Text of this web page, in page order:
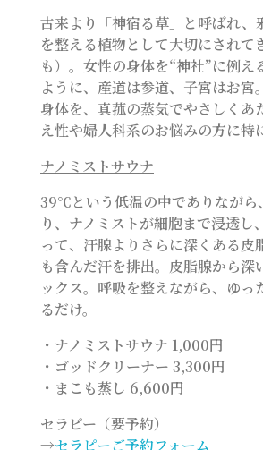
古来より「神宿る草」と呼ばれ、
を整える植物として大切にされて
も）。女性の身体を“神社”に例え
ように、産道は参道、子宮はお宮
身体を、真菰の蒸気でやさしくあ
え性や婦人科系のお悩みの方に特
ナノミストサウナ
39℃という低温の中でありながら
り、ナノミストが細胞まで浸透し
って、汗腺よりさらに深くある皮
も含んだ汗を排出。皮脂腺から深
ックス。呼吸を整えながら、ゆっ
るだけ。
・ナノミストサウナ 1,000円
・ゴッドクリーナー 3,300円
・まこも蒸し 6,600円
セラピー（要予約）
→セラピーご予約フォーム